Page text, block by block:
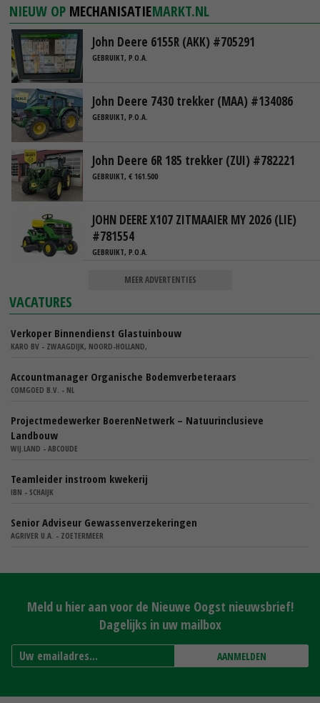
NIEUW OP MECHANISATIEMARKT.NL
John Deere 6155R (AKK) #705291
GEBRUIKT, P.O.A.
John Deere 7430 trekker (MAA) #134086
GEBRUIKT, P.O.A.
John Deere 6R 185 trekker (ZUI) #782221
GEBRUIKT, € 161.500
JOHN DEERE X107 ZITMAAIER MY 2026 (LIE)
#781554
GEBRUIKT, P.O.A.
MEER ADVERTENTIES
VACATURES
Verkoper Binnendienst Glastuinbouw
KARO BV - ZWAAGDIJK, NOORD-HOLLAND,
Accountmanager Organische Bodemverbeteraars
COMGOED B.V. - NL
Projectmedewerker BoerenNetwerk – Natuurinclusieve
Landbouw
WIJ.LAND - ABCOUDE
Teamleider instroom kwekerij
IBN - SCHAIJK
Senior Adviseur Gewassenverzekeringen
AGRIVER U.A. - ZOETERMEER
Meld u hier aan voor de Nieuwe Oogst nieuwsbrief!
Dagelijks in uw mailbox
AANMELDEN